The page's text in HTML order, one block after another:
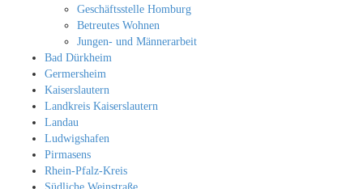
Geschäftsstelle Homburg
Betreutes Wohnen
Jungen- und Männerarbeit
Bad Dürkheim
Germersheim
Kaiserslautern
Landkreis Kaiserslautern
Landau
Ludwigshafen
Pirmasens
Rhein-Pfalz-Kreis